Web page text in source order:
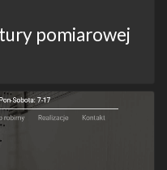
pomiarowej